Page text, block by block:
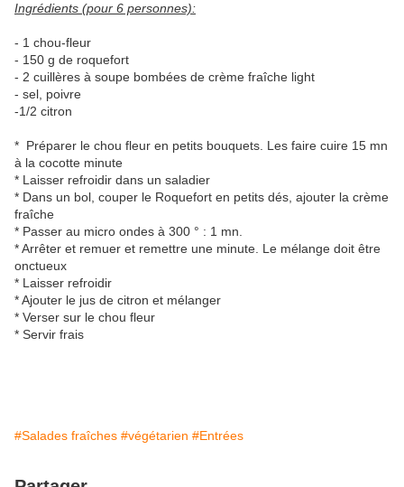
Ingrédients (pour 6 personnes):
- 1 chou-fleur
- 150 g de roquefort
- 2 cuillères à soupe bombées de crème fraîche light
- sel, poivre
-1/2 citron
* Préparer le chou fleur en petits bouquets. Les faire cuire 15 mn
à la cocotte minute
* Laisser refroidir dans un saladier
* Dans un bol, couper le Roquefort en petits dés, ajouter la crème
fraîche
* Passer au micro ondes à 300 ° : 1 mn.
* Arrêter et remuer et remettre une minute. Le mélange doit être
onctueux
* Laisser refroidir
* Ajouter le jus de citron et mélanger
* Verser sur le chou fleur
* Servir frais
#Salades fraîches #végétarien #Entrées